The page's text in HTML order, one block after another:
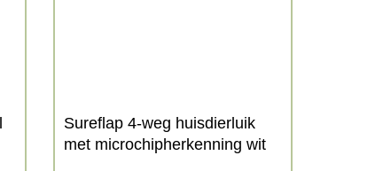
Sureflap 4-weg huisdierluik
met microchipherkenning wit